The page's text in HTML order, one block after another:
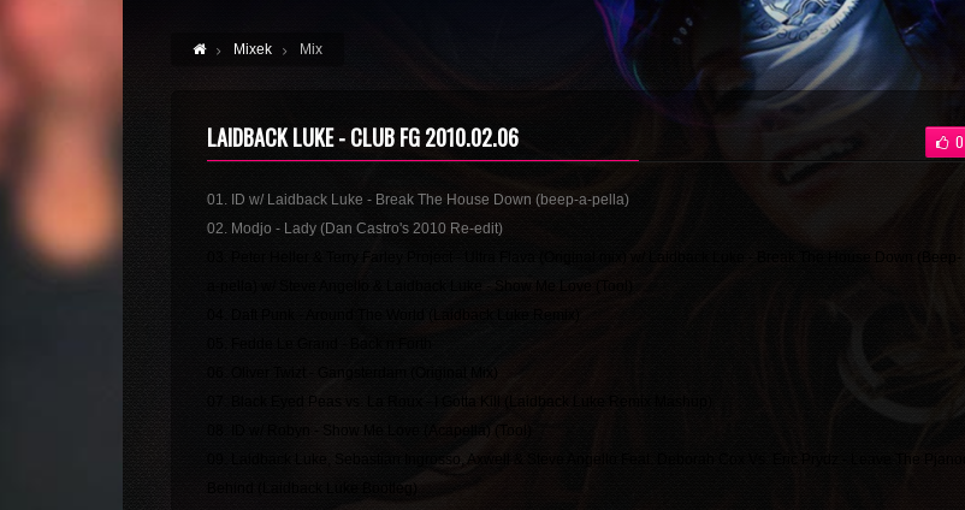
Mixek Mix
LAIDBACK LUKE - CLUB FG 2010.02.06 0
01. ID w/ Laidback Luke - Break The House Down (beep-a-pella)
02. Modjo - Lady (Dan Castro's 2010 Re-edit)
03. Peter Heller & Terry Farley Project - Ultra Flava (Original mix) w/ Laidback Luke - Break The House Down (Beep-
07. Black Eyed Peas vs. La Roux - I Gotta Kill (Laidback Luke Remix Mashup)
08. ID w/ Robyn - Show Me Love (Acapella) (Tool)
09. Laidback Luke, Sebastian Ingrosso, Axwell & Steve Angello Feat. Deborah Cox Vs. Eric Prydz - Leave The Pjanoo
Behind (Laidback Luke Bootleg)